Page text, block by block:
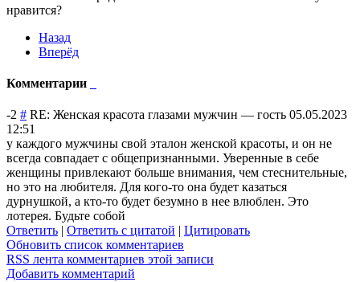
нравится?
Назад
Вперёд
Комментарии
-2 # RE: Женская красота глазами мужчин — гость 05.05.2023
12:51
у каждого мужчины свой эталон женской красоты, и он не
всегда совпадает с общепризнанными. Уверенные в себе
женщины привлекают больше внимания, чем стеснительные,
но это на любителя. Для кого-то она будет казаться
дурнушкой, а кто-то будет безумно в нее влюблен. Это
лотерея. Будьте собой
Ответить | Ответить с цитатой | Цитировать
Обновить список комментариев
RSS лента комментариев этой записи
Добавить комментарий